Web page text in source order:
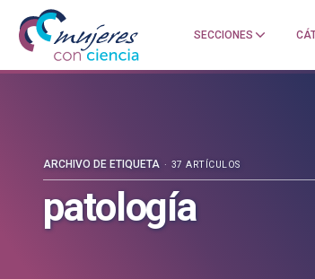
Mujeres
SECCIONES
patología
ARCHIVO DE ETIQUETA 37 ARTÍCULOS